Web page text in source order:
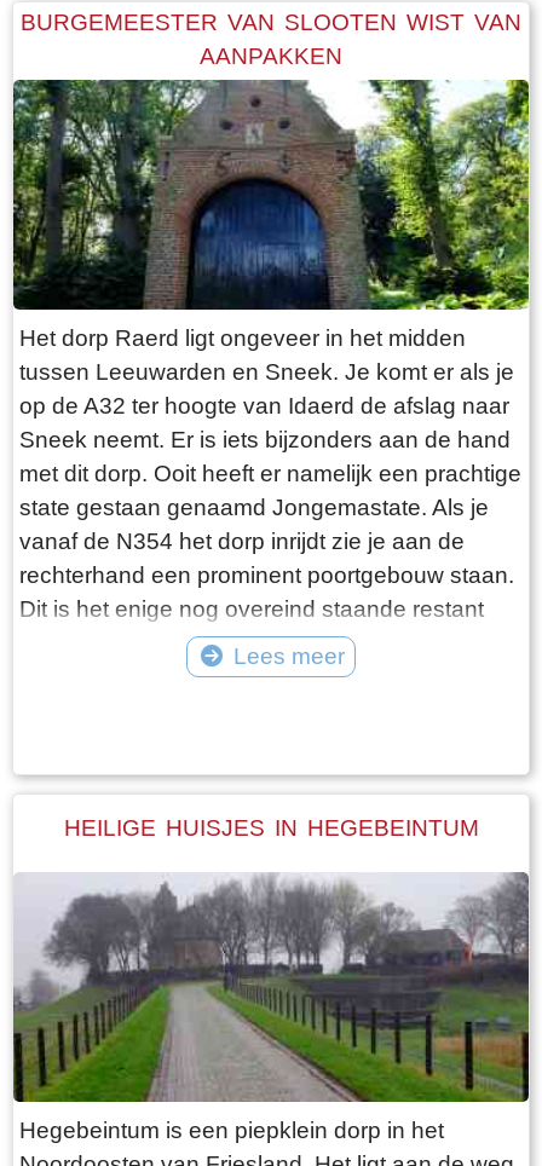
voormalige zoutloods gevestigd is. Zolang de
voorraad strekt welteverstaan. De naam
“Laaksumer Bot” suggereert dat de vis terplekke
gevangen wordt. En niets is minder waar.
Tegenover de twee visrestaurants ligt in het
kleinste haventje van Europa eenzaam en
alleen de HL6. Navraag in het restaurant leert
dan dit de vissersboot van de gebroeders De
Vries is. Zij zijn de laatste overgebleven vissers
van Laaksum. Eerder was er sprake van een
bescheiden vloot maar de meeste vissers van
Laaksum zijn er al lang geleden mee gestopt.
De gebroeders De Vries houden het dus nog vol
en vangen regelmatig bot bij Laaksum. Ik hoor
dat de ze inmiddels aardig op leeftijd zijn, in
ieder geval over de zestig. Ik hoop dat ze het
nog even kunnen volhouden tot aan hun
pensioenleeftijd. Want zodra zij ermee stoppen
vangt iedereen bot bij Laaksum.
BURGEMEESTER VAN SLOOTEN WIST VAN
AANPAKKEN
Het dorp Raerd ligt ongeveer in het midden
tussen Leeuwarden en Sneek. Je komt er als je
op de A32 ter hoogte van Idaerd de afslag naar
Sneek neemt. Er is iets bijzonders aan de hand
met dit dorp. Ooit heeft er namelijk een prachtige
state gestaan genaamd Jongemastate. Als je
vanaf de N354 het dorp inrijdt zie je aan de
rechterhand een prominent poortgebouw staan.
Dit is het enige nog overeind staande restant
van Jongemastate. Het poortgebouw geeft
toegang tot het park Jongemastate. In het
aub”. Het is de moeite waard om het park eens
heeft. Grote brokken zandsteen liggen her en
der verspreid door het park alsof er een enorme
explosie heeft plaatsgevonden. Niets is minder
waar. De laatste bewoner van Jongemastate
was Burgemeester van Slooten. Hij was
burgemeester van de gemeente
Rauwerderhem. Het voormalige gemeentehuis
staat een eindje verderop. Het is moeilijk voor te
stellen maar toen hij verhuisde heeft hij de state
Lees meer
HEILIGE HUISJES IN HEGEBEINTUM
Hegebeintum is een piepklein dorp in het